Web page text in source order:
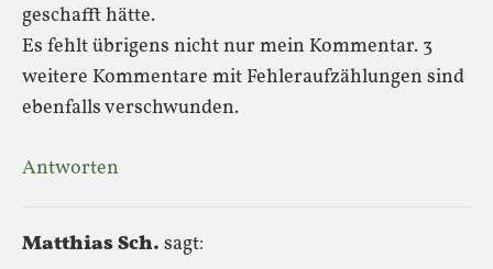
geschafft hätte.
Es fehlt übrigens nicht nur mein Kommentar. 3
weitere Kommentare mit Fehleraufzählungen sind
ebenfalls verschwunden.
Antworten
Matthias Sch. sagt: